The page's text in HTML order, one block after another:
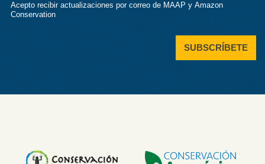
Acepto recibir actualizaciones por correo de MAAP y Amazon
Conservation